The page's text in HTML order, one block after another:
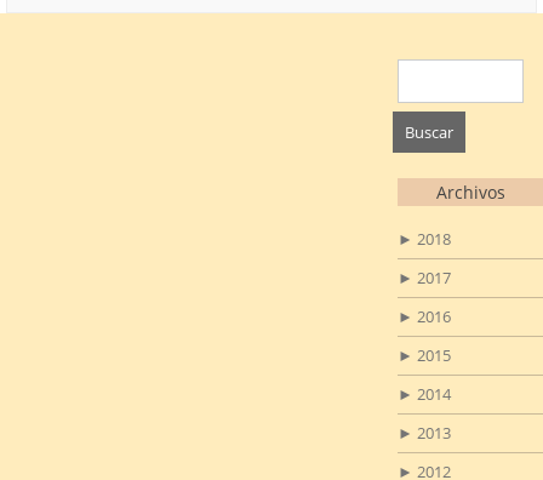
Archivos
► 2018
► 2017
► 2016
► 2015
► 2014
► 2013
► 2012